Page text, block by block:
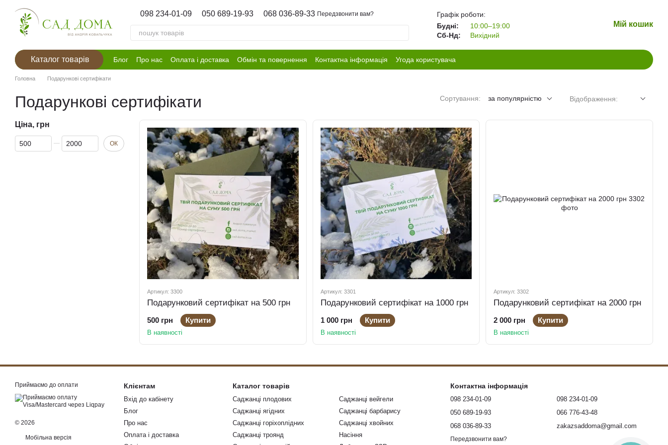
Перейти к основному контенту
098 234-01-09 050 689-19-93 068 036-89-33 Передзвонити вам?
Графік роботи:
Будні:
10:00–19:00
Сб-Нд:
Вихідний
Мій кошик
Каталог товарів Блог Про нас Оплата і доставка Обмін та повернення Контактна інформація Угода користувача
Головна Подарункові сертифікати
Подарункові сертифікати Сортування: за популярністю Відображення:
Артикул: 3300
Подарунковий сертифікат на 500 грн
500 грн Купити
В наявності
Артикул: 3301
Подарунковий сертифікат на 1000 грн
1 000 грн Купити
В наявності
Артикул: 3302
Подарунковий сертифікат на 2000 грн
2 000 грн Купити
В наявності
Ціна, грн
Від Ціна, грн
До Ціна, грн ОК
Приймаємо до оплати
© 2026
Мобільна версія
Клієнтам
Вхід до кабінету
Блог
Про нас
Оплата і доставка
Каталог товарів
Саджанці плодових
Саджанці ягідних
Саджанці горіхоплідних
Саджанці троянд
Саджанці вейгели
Саджанці барбарису
Саджанці хвойних
Насіння
Контактна інформація
098 234-01-09
050 689-19-93
068 036-89-33
Передзвонити вам?
098 234-01-09
066 776-43-48
zakazsaddoma@gmail.com